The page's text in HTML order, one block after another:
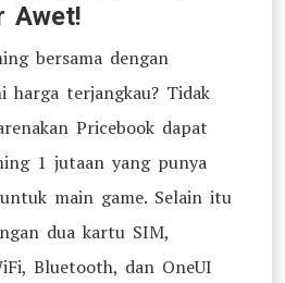
Awet!
bersama dengan
harga terjangkau? Tidak
Pricebook dapat
1 jutaan yang punya
main game. Selain itu
dua kartu SIM,
Bluetooth, dan OneUI